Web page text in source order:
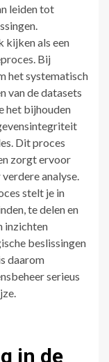
leiden tot
kijken als een
Bij
het systematisch
van de datasets
het bijhouden
Dit proces
zorgt ervoor
analyse.
stelt je in
te delen en
inzichten
beslissingen
daarom
serieus
in de